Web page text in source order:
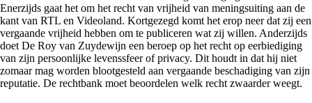
Enerzijds gaat het om het recht van vrijheid van meningsuiting aan de
kant van RTL en Videoland. Kortgezegd komt het erop neer dat zij een
vergaande vrijheid hebben om te publiceren wat zij willen. Anderzijds
doet De Roy van Zuydewijn een beroep op het recht op eerbiediging
van zijn persoonlijke levenssfeer of privacy. Dit houdt in dat hij niet
zomaar mag worden blootgesteld aan vergaande beschadiging van zijn
reputatie. De rechtbank moet beoordelen welk recht zwaarder weegt.